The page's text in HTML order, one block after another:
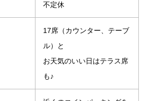
不定休
17席（カウンター、テーブ
ル）と
お天気のいい日はテラス席
も♪